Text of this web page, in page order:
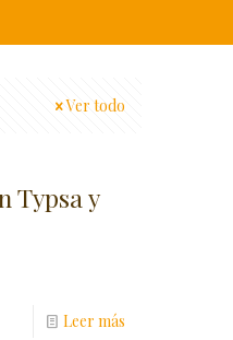
Ver todo
Typsa y
Leer más